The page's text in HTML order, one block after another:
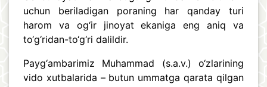
uchun beriladigan poraning har qanday turi
harom va og‘ir jinoyat ekaniga eng aniq va
to‘g‘ridan-to‘g‘ri dalildir.
Payg‘ambarimiz Muhammad (s.a.v.) o‘zlarining
vido xutbalarida – butun ummatga qarata qilgan